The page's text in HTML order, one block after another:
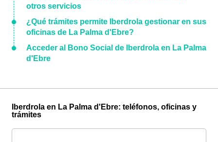
otros servicios
¿Qué trámites permite Iberdrola gestionar en sus
oficinas de La Palma d'Ebre?
Acceder al Bono Social de Iberdrola en La Palma
d'Ebre
Iberdrola en La Palma d'Ebre: teléfonos, oficinas y
trámites